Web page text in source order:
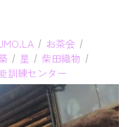
月14日 KYOTOHOOP
文化芸術と地域の輪を
月27日 しゃかいか！
を。織物と旅でまちの
日 国立台湾工芸研究
Crafstmanship」に
〜３０日 Norman Arts
製品のお取扱
４日 丹後織物工業組合
POP UP」を開催しま
の京都 丹後から」に出
７日 渋谷スクランブ
ーMADOをオープンし
TEXTILE
急うめだ本店１０階
らしをおすそわけに出
うめだ本店１０階『
AUTUMN POP-UP」
宮阪急4階みやママ
スタイルを使ったワン
た
show/ リアル展示会
した
」フルオーダーテキス
９〜２８日
」フルオーダーテキス
月４日
nagaya cafe桜
３〜２１日
ARIA
京都
〜７日セコリ荘 東京
お茶会
星
柴田織物
訓練センター